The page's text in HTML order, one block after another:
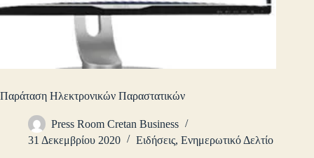
Παράταση Ηλεκτρονικών Παραστατικών
Press Room Cretan Business
31 Δεκεμβρίου 2020
Ειδήσεις, Ενημερωτικό Δελτίο